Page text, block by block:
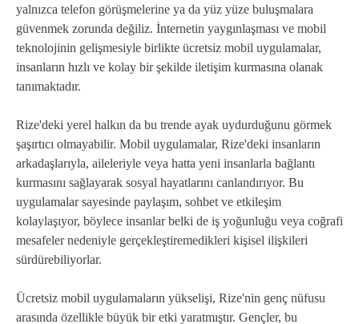
yalnızca telefon görüşmelerine ya da yüz yüze buluşmalara
güvenmek zorunda değiliz. İnternetin yaygınlaşması ve mobil
teknolojinin gelişmesiyle birlikte ücretsiz mobil uygulamalar,
insanların hızlı ve kolay bir şekilde iletişim kurmasına olanak
tanımaktadır.
Rize'deki yerel halkın da bu trende ayak uydurduğunu görmek
şaşırtıcı olmayabilir. Mobil uygulamalar, Rize'deki insanların
arkadaşlarıyla, aileleriyle veya hatta yeni insanlarla bağlantı
kurmasını sağlayarak sosyal hayatlarını canlandırıyor. Bu
uygulamalar sayesinde paylaşım, sohbet ve etkileşim
kolaylaşıyor, böylece insanlar belki de iş yoğunluğu veya coğrafi
mesafeler nedeniyle gerçekleştiremedikleri kişisel ilişkileri
sürdürebiliyorlar.
Ücretsiz mobil uygulamaların yükselişi, Rize'nin genç nüfusu
arasında özellikle büyük bir etki yaratmıştır. Gençler, bu